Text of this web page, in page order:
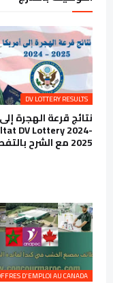
DV LOTTERY RESULTS
نتائج قرعة الهجرة
DV Lottery 2024-
2025 مع الشرح بالتفصيل
D'EMPLOI AU CANADA